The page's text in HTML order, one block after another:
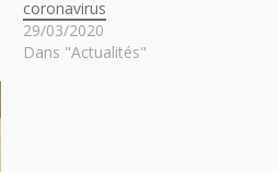
coronavirus
29/03/2020
Dans "Actualités"